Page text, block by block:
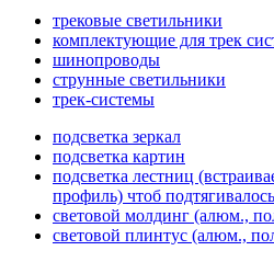
трековые светильники
комплектующие для трек
шинопроводы
струнные светильники
трек-системы
подсветка зеркал
подсветка картин
подсветка лестниц
профиль) чтоб
световой молдинг (алюм.,
световой плинтус (алюм.,